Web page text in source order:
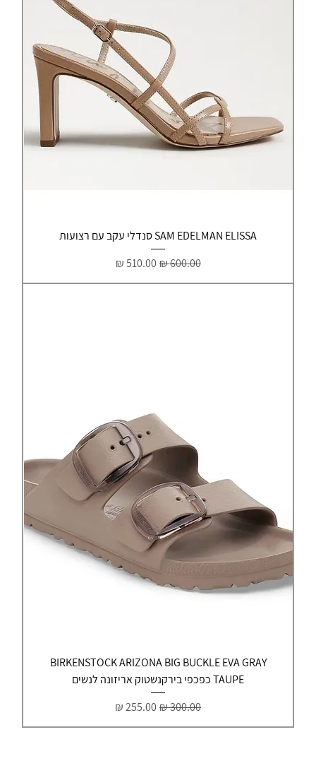
SAM EDELMAN ELISSA סנדלי עקב עם רצועות
מחיר רגיל‏600.00 ‏₪ מחיר מבצע‏510.00 ‏₪
BIRKENSTOCK ARIZONA BIG BUCKLE EVA GRAY
TAUPE כפכפי בירקנשטוק אריזונה לנשים
מחיר רגילמחיר מבצע